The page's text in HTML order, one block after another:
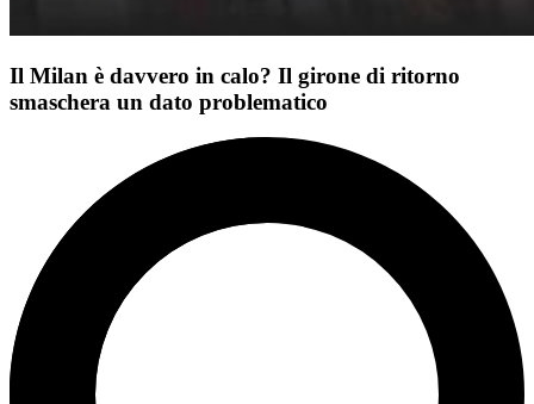
Il Milan è davvero in calo? Il girone di ritorno
smaschera un dato problematico